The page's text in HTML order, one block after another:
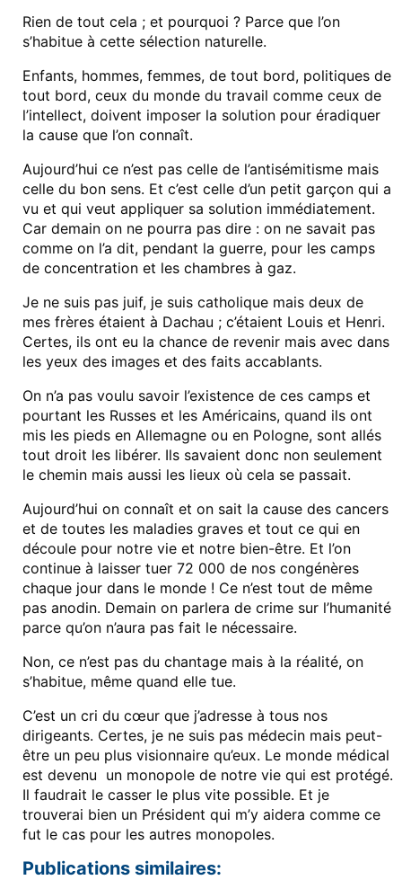
Rien de tout cela ; et pourquoi ? Parce que l’on
s’habitue à cette sélection naturelle.
Enfants, hommes, femmes, de tout bord, politiques de
tout bord, ceux du monde du travail comme ceux de
l’intellect, doivent imposer la solution pour éradiquer
la cause que l’on connaît.
Aujourd’hui ce n’est pas celle de l’antisémitisme mais
celle du bon sens. Et c’est celle d’un petit garçon qui a
vu et qui veut appliquer sa solution immédiatement.
Car demain on ne pourra pas dire : on ne savait pas
comme on l’a dit, pendant la guerre, pour les camps
de concentration et les chambres à gaz.
Je ne suis pas juif, je suis catholique mais deux de
mes frères étaient à Dachau ; c’étaient Louis et Henri.
Certes, ils ont eu la chance de revenir mais avec dans
les yeux des images et des faits accablants.
On n’a pas voulu savoir l’existence de ces camps et
pourtant les Russes et les Américains, quand ils ont
mis les pieds en Allemagne ou en Pologne, sont allés
tout droit les libérer. Ils savaient donc non seulement
le chemin mais aussi les lieux où cela se passait.
Aujourd’hui on connaît et on sait la cause des cancers
et de toutes les maladies graves et tout ce qui en
découle pour notre vie et notre bien-être. Et l’on
continue à laisser tuer 72 000 de nos congénères
chaque jour dans le monde ! Ce n’est tout de même
pas anodin. Demain on parlera de crime sur l’humanité
parce qu’on n’aura pas fait le nécessaire.
Non, ce n’est pas du chantage mais à la réalité, on
s’habitue, même quand elle tue.
C’est un cri du cœur que j’adresse à tous nos
dirigeants. Certes, je ne suis pas médecin mais peut-
être un peu plus visionnaire qu’eux. Le monde médical
est devenu un monopole de notre vie qui est protégé.
Il faudrait le casser le plus vite possible. Et je
trouverai bien un Président qui m’y aidera comme ce
fut le cas pour les autres monopoles.
Publications similaires: